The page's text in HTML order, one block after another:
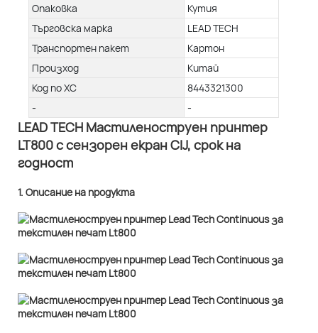
Опаковка
Кутия
Търговска марка
LEAD TECH
Транспортен пакет
Картон
Произход
Китай
Код по ХС
8443321300
-
-
LEAD TECH Мастиленоструен принтер
LT800 с сензорен екран CIJ, срок на
годност
1. Описание на продукта